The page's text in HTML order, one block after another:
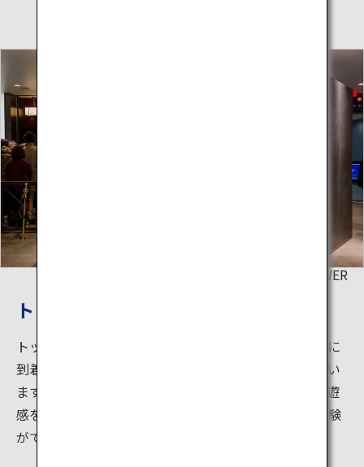
©TOKYO TOWER
トップデッキ
トップデッキツアーのクライマックス、トップデッキに
到着するとそこには近未来を感じさせる空間が待ってい
ます。外の景色を室内に取り入れたトップデッキは浮遊
感を感じる場所。メインデッキと一味違った新たな体験
ができます。